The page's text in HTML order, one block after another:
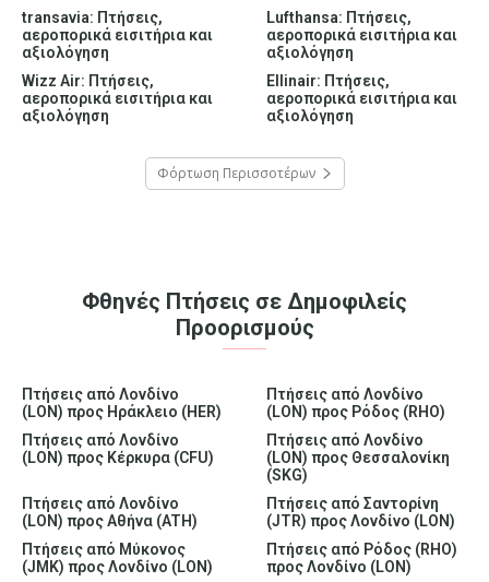
transavia: Πτήσεις,
αεροπορικά εισιτήρια και
αξιολόγηση
Lufthansa: Πτήσεις,
αεροπορικά εισιτήρια και
αξιολόγηση
Wizz Air: Πτήσεις,
αεροπορικά εισιτήρια και
αξιολόγηση
Ellinair: Πτήσεις,
αεροπορικά εισιτήρια και
αξιολόγηση
Φόρτωση Περισσοτέρων
Φθηνές Πτήσεις σε Δημοφιλείς
Προορισμούς
Πτήσεις από Λονδίνο
(LON) προς Ηράκλειο (HER)
Πτήσεις από Λονδίνο
(LON) προς Ρόδος (RHO)
Πτήσεις από Λονδίνο
(LON) προς Κέρκυρα (CFU)
Πτήσεις από Λονδίνο
(LON) προς Θεσσαλονίκη
(SKG)
Πτήσεις από Λονδίνο
(LON) προς Αθήνα (ATH)
Πτήσεις από Σαντορίνη
(JTR) προς Λονδίνο (LON)
Πτήσεις από Μύκονος
(JMK) προς Λονδίνο (LON)
Πτήσεις από Ρόδος (RHO)
προς Λονδίνο (LON)